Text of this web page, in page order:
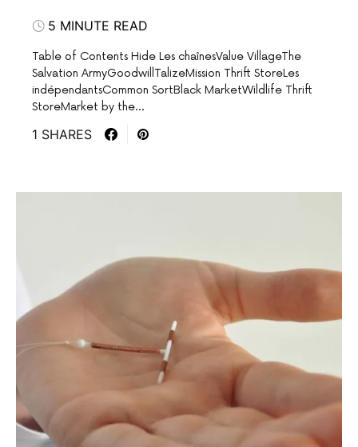
5 MINUTE READ
Table of Contents Hide Les chaînesValue VillageThe
Salvation ArmyGoodwillTalizeMission Thrift StoreLes
indépendantsCommon SortBlack MarketWildlife Thrift
StoreMarket by the…
1 SHARES